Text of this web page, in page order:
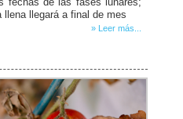
llegará a final de mes
» Leer más...